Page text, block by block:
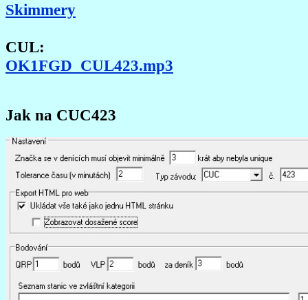
Skimmery
CUL:
OK1FGD_CUL423.mp3
Jak na CUC423